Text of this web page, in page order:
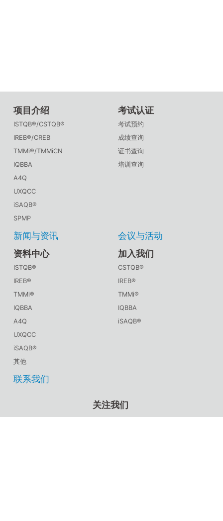
项目介绍
ISTQB®/CSTQB®
IREB®/CREB
TMMi®/TMMiCN
IQBBA
A4Q
UXQCC
iSAQB®
SPMP
考试认证
考试预约
成绩查询
证书查询
培训查询
新闻与资讯
会议与活动
资料中心
ISTQB®
IREB®
TMMi®
IQBBA
A4Q
UXQCC
iSAQB®
其他
加入我们
CSTQB®
IREB®
TMMi®
IQBBA
iSAQB®
联系我们
关注我们